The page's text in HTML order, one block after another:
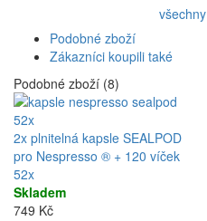
Podobné zboží
Zákazníci koupili také
Podobné zboží (8)
52x
2x plnitelná kapsle SEALPOD
pro Nespresso ® + 120 víček
52x
Skladem
749 Kč